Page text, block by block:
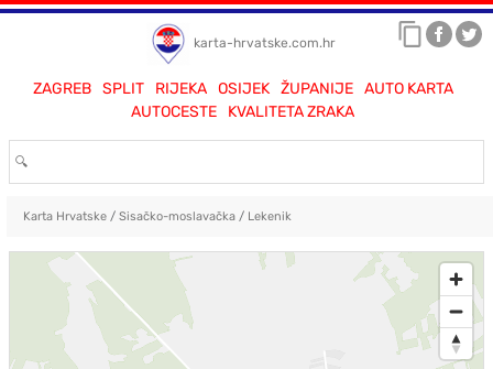
karta-hrvatske.com.hr
ZAGREB SPLIT RIJEKA OSIJEK ŽUPANIJE
AUTO KARTA
AUTOCESTE
KVALITETA ZRAKA
Karta Hrvatske/ Sisačko-moslavačka/ Lekenik